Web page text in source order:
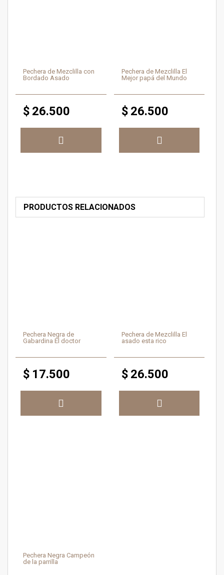
Pechera de Mezclilla con
Bordado Asado
$ 26.500
Pechera de Mezclilla El
Mejor papá del Mundo
$ 26.500
PRODUCTOS RELACIONADOS
Pechera Negra de
Gabardina El doctor
$ 17.500
Pechera de Mezclilla El
asado esta rico
$ 26.500
Pechera Negra Campeón
de la parrilla